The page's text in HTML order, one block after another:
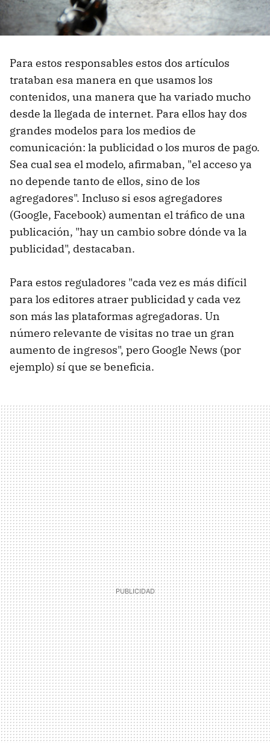
Para estos responsables estos dos artículos
trataban esa manera en que usamos los
contenidos, una manera que ha variado mucho
desde la llegada de internet. Para ellos hay dos
grandes modelos para los medios de
comunicación: la publicidad o los muros de pago.
Sea cual sea el modelo, afirmaban, "el acceso ya
no depende tanto de ellos, sino de los
agregadores". Incluso si esos agregadores
(Google, Facebook) aumentan el tráfico de una
publicación, "hay un cambio sobre dónde va la
publicidad", destacaban.
Para estos reguladores "cada vez es más difícil
para los editores atraer publicidad y cada vez
son más las plataformas agregadoras. Un
número relevante de visitas no trae un gran
aumento de ingresos", pero Google News (por
ejemplo) sí que se beneficia.